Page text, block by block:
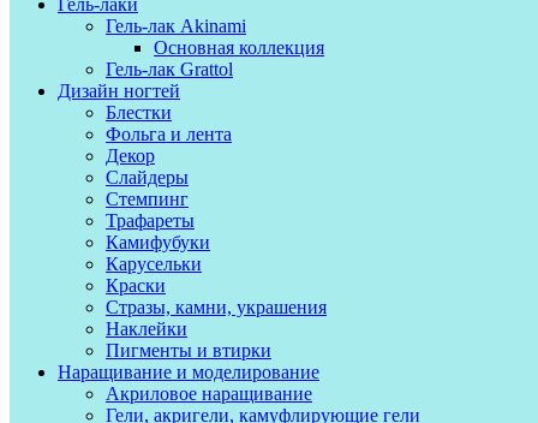
Гель-лаки
Гель-лак Akinami
Основная коллекция
Гель-лак Grattol
Дизайн ногтей
Блестки
Фольга и лента
Декор
Слайдеры
Стемпинг
Трафареты
Камифубуки
Карусельки
Краски
Стразы, камни, украшения
Наклейки
Пигменты и втирки
Наращивание и моделирование
Акриловое наращивание
Гели, акригели, камуфлирующие гели